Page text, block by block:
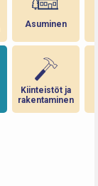
Asuminen
Kiinteistöt ja
rakentaminen